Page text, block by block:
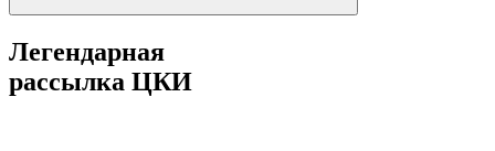
Легендарная
рассылка ЦКИ